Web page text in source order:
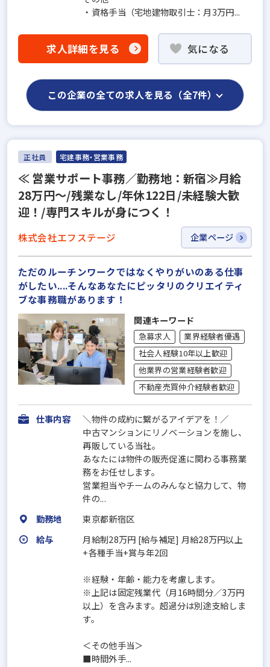
・資格手当（宅地建物取引士：月3万円...
求人詳細を見る 気になる
この企業の全ての求人を見る（全7件）
正社員 宅建事務・営業事務
≪ 営業サポート事務／勤務地：新宿≫月給
28万円～/残業なし/年休122日/未経験大歓
迎！/専門スキルが身につく！
株式会社エフステージ 企業ページ
ただのルーチンワークではなくやりがいのある仕事
がしたい....そんなあなたにピッタリのクリエイティ
ブな事務職があります！
関連キーワード
急募求人
業界経験者優遇
社会人経験10年以上歓迎
他業界の営業経験者歓迎
不動産売買仲介経験者歓迎
仕事内容
＼物件の成約に繋がるアイデアを！／
中古マンションにリノベーションを施し、
再販している当社。
あなたには物件の販売促進に関わる事務業
務をお任せします。
営業担当やチームのみんなと協力して、物
件の...
勤務地
東京都新宿区
給与
月給制28万円 [給与補足] 月給28万円以上
+各種手当+賞与年2回
※経験・年齢・能力を考慮します。
※上記は固定残業代（月16時間分／3万円
以上）を含みます。超過分は別途支給しま
す。
＜その他手当＞
■時間外手...